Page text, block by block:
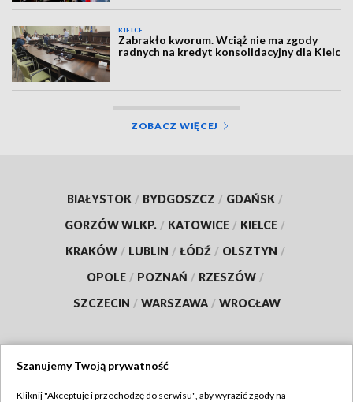
KIELCE
Zabrakło kworum. Wciąż nie ma zgody
radnych na kredyt konsolidacyjny dla Kielc
ZOBACZ WIĘCEJ
BIAŁYSTOK / BYDGOSZCZ / GDAŃSK /
GORZÓW WLKP. / KATOWICE / KIELCE /
KRAKÓW / LUBLIN / ŁÓDŹ / OLSZTYN /
OPOLE / POZNAŃ / RZESZÓW /
SZCZECIN / WARSZAWA / WROCŁAW
Szanujemy Twoją prywatność
Kliknij "Akceptuję i przechodzę do serwisu", aby wyrazić zgody na